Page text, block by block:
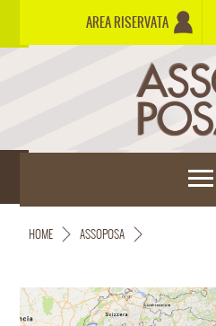
AREA RISERVATA
HOME ASSOPOSA